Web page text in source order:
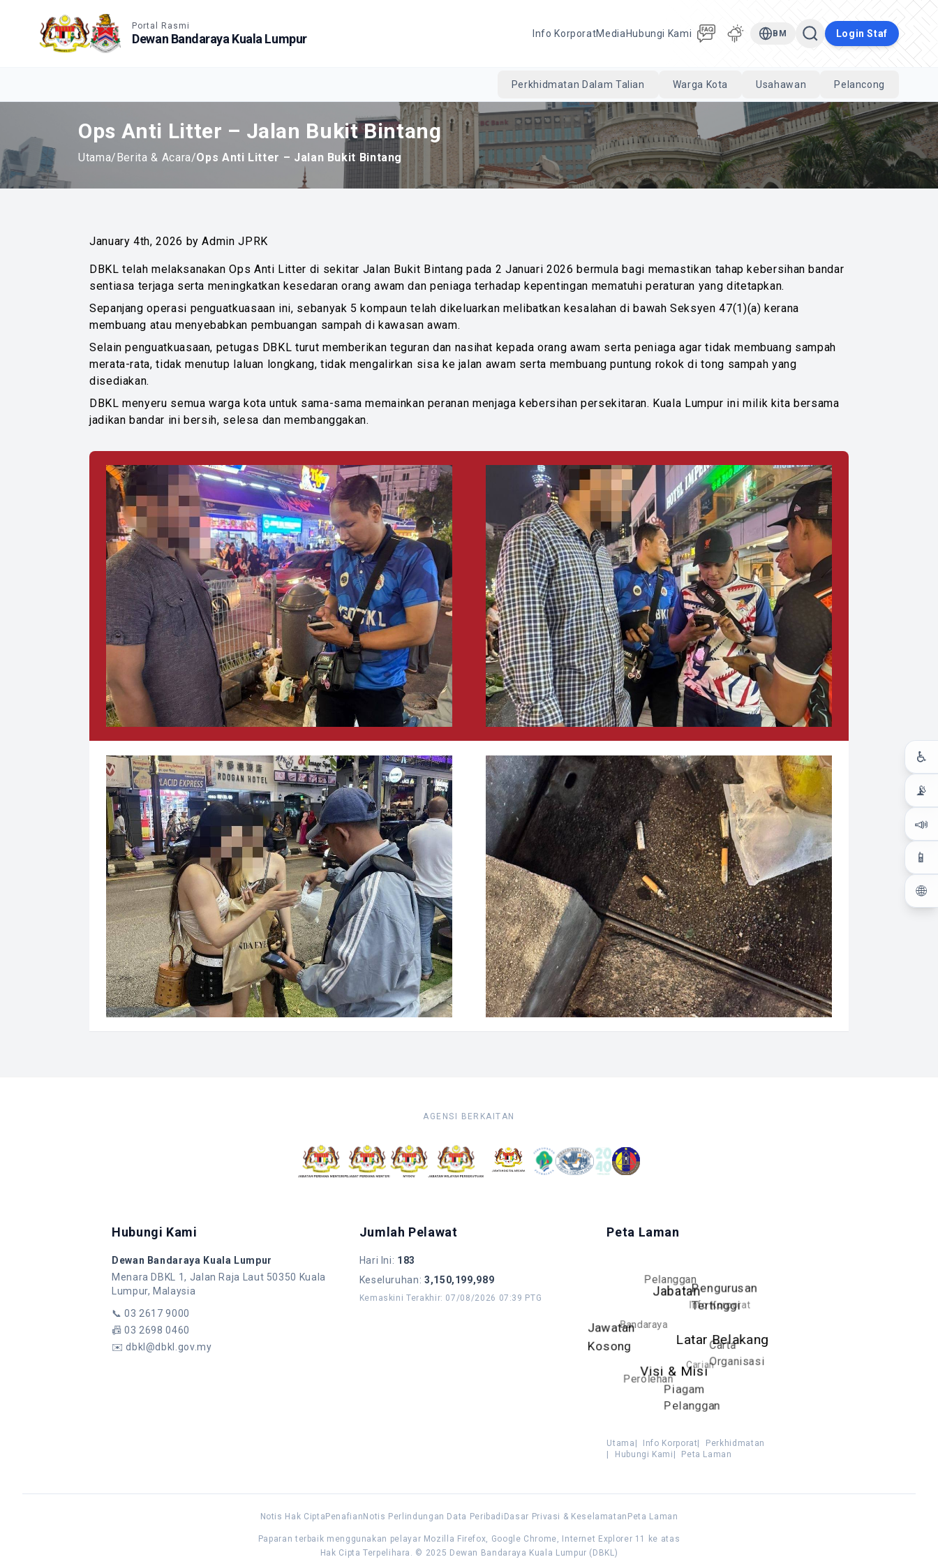
Portal Rasmi
Dewan Bandaraya Kuala Lumpur Info KorporatMedia Hubungi Kami BM Login Staf
Cari
Perkhidmatan Dalam Talian Warga Kota Usahawan Pelancong
♿
📡
📣
📱
🌐
Ops Anti Litter – Jalan Bukit Bintang
Utama/Berita & Acara/Ops Anti Litter – Jalan Bukit Bintang
January 4th, 2026 by Admin JPRK
DBKL telah melaksanakan Ops Anti Litter di sekitar Jalan Bukit Bintang pada 2 Januari 2026 bermula bagi memastikan tahap kebersihan bandar
sentiasa terjaga serta meningkatkan kesedaran orang awam dan peniaga terhadap kepentingan mematuhi peraturan yang ditetapkan.
Sepanjang operasi penguatkuasaan ini, sebanyak 5 kompaun telah dikeluarkan melibatkan kesalahan di bawah Seksyen 47(1)(a) kerana
membuang atau menyebabkan pembuangan sampah di kawasan awam.
Selain penguatkuasaan, petugas DBKL turut memberikan teguran dan nasihat kepada orang awam serta peniaga agar tidak membuang sampah
merata-rata, tidak menutup laluan longkang, tidak mengalirkan sisa ke jalan awam serta membuang puntung rokok di tong sampah yang
disediakan.
DBKL menyeru semua warga kota untuk sama-sama memainkan peranan menjaga kebersihan persekitaran. Kuala Lumpur ini milik kita bersama
jadikan bandar ini bersih, selesa dan membanggakan.
AGENSI BERKAITAN
Hubungi Kami
Dewan Bandaraya Kuala Lumpur
Menara DBKL 1, Jalan Raja Laut 50350 Kuala
Lumpur, Malaysia
📞03 2617 9000
📠03 2698 0460
✉️dbkl@dbkl.gov.my
Jumlah Pelawat
Hari Ini: 183
Keseluruhan: 3,150,199,989
Kemaskini Terakhir: 07/08/2026 07:39 PTG
Peta Laman
Latar Belakang
Visi & Misi
Piagam
Pelanggan
Carta
Organisasi
Pengurusan
Tertinggi
Jabatan
Jawatan
Kosong
Perolehan
Carian
Info Korporat
Pelanggan
Bandaraya
Utama Info Korporat
Perkhidmatan
Hubungi Kami Peta Laman
Notis Hak Cipta Penafian Notis Perlindungan Data Peribadi Dasar Privasi & Keselamatan Peta Laman
Paparan terbaik menggunakan pelayar Mozilla Firefox, Google Chrome, Internet Explorer 11 ke atas
Hak Cipta Terpelihara. © 2025 Dewan Bandaraya Kuala Lumpur (DBKL)